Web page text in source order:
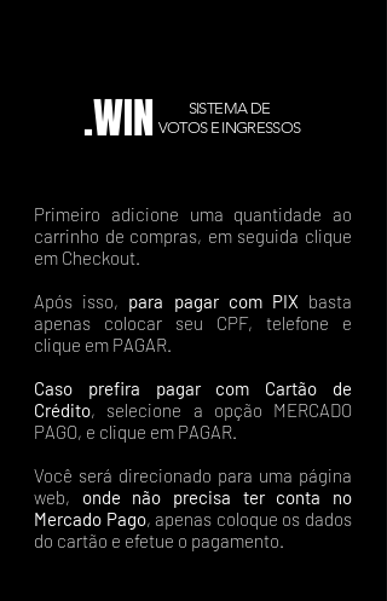
.WIN
SISTEMA DE
VOTOS E INGRESSOS
Primeiro adicione uma quantidade ao
carrinho de compras, em seguida clique
em Checkout.
Após isso, para pagar com PIX basta
apenas colocar seu CPF, telefone e
clique em PAGAR.
Caso prefira pagar com Cartão de
Crédito, selecione a opção MERCADO
PAGO, e clique em PAGAR.
Você será direcionado para uma página
web, onde não precisa ter conta no
Mercado Pago, apenas coloque os dados
do cartão e efetue o pagamento.